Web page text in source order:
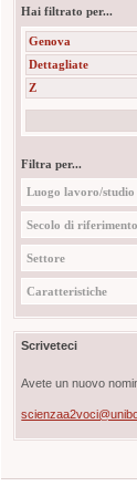
Hai filtrato per...
Genova
Dettagliate
Z
Filtra per...
Luogo lavoro/studio
Secolo di riferimento
Settore
Caratteristiche
Scriveteci
Avete un nuovo